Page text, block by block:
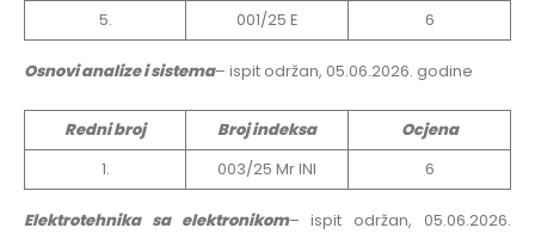
5.
001/25 E 6
Osnovi analize i sistema– ispit održan, 05.06.2026. godine
Redni broj Broj indeksa
Ocjena
1.
003/25 Mr INI 6
Elektrotehnika sa elektronikom– ispit održan, 05.06.2026.